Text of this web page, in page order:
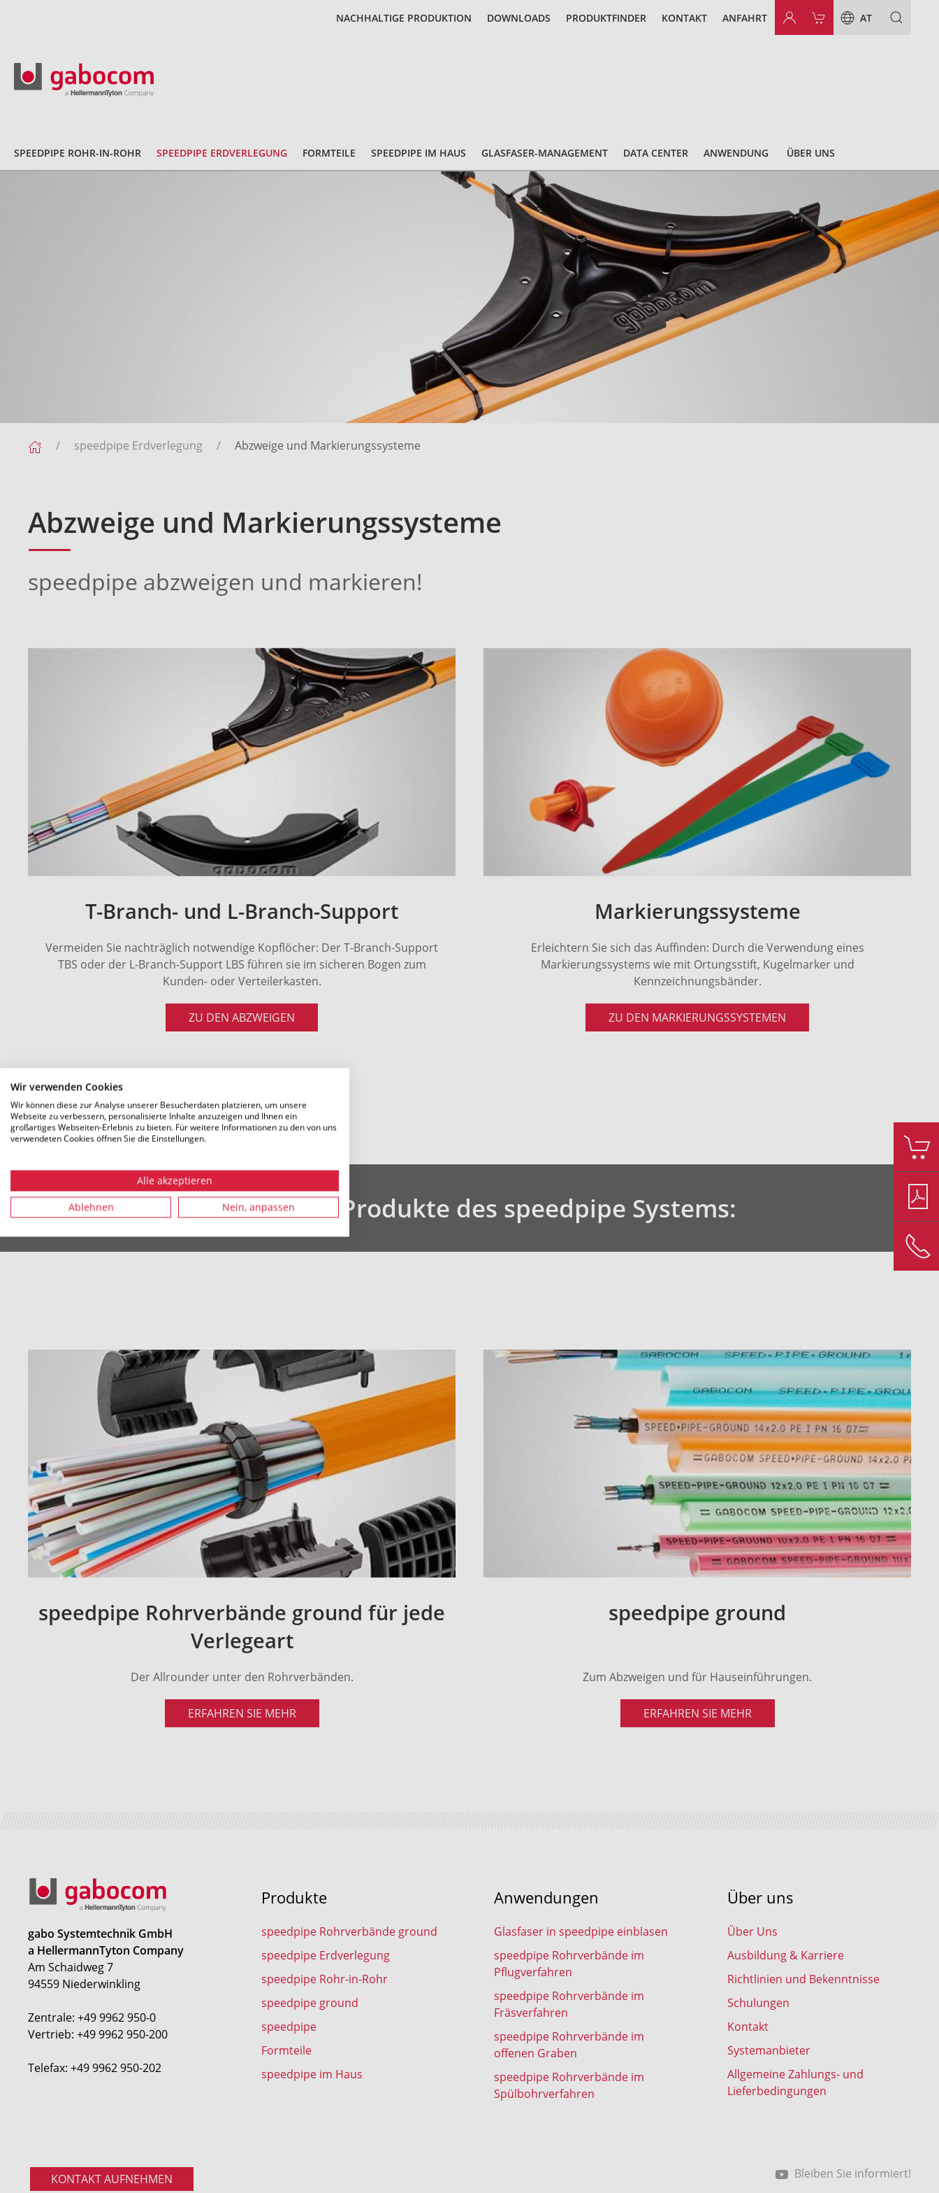
Wir verwenden Cookies
Wir können diese zur Analyse unserer Besucherdaten platzieren, um unsere
Webseite zu verbessern, personalisierte Inhalte anzuzeigen und Ihnen ein
großartiges Webseiten-Erlebnis zu bieten. Für weitere Informationen zu den von uns
verwendeten Cookies öffnen Sie die Einstellungen.
Alle akzeptieren
Ablehnen Nein, anpassen
NACHHALTIGE PRODUKTION DOWNLOADS PRODUKTFINDER KONTAKT ANFAHRT AT
SPEEDPIPE ROHR-IN-ROHR SPEEDPIPE ERDVERLEGUNG FORMTEILE SPEEDPIPE IM HAUS GLASFASER-MANAGEMENT DATA CENTER ANWENDUNG ÜBER UNS
speedpipe Erdverlegung Abzweige und Markierungssysteme
Abzweige und Markierungssysteme
speedpipe abzweigen und markieren!
T-Branch- und L-Branch-Support
Vermeiden Sie nachträglich notwendige Kopflöcher: Der T-Branch-Support
TBS oder der L-Branch-Support LBS führen sie im sicheren Bogen zum
Kunden- oder Verteilerkasten.
ZU DEN ABZWEIGEN
Markierungssysteme
Erleichtern Sie sich das Auffinden: Durch die Verwendung eines
Markierungssystems wie mit Ortungsstift, Kugelmarker und
Kennzeichnungsbänder.
ZU DEN MARKIERUNGSSYSTEMEN
Zugehörige Produkte des speedpipe Systems:
speedpipe Rohrverbände ground für jede
Verlegeart
Der Allrounder unter den Rohrverbänden.
ERFAHREN SIE MEHR
speedpipe ground
Zum Abzweigen und für Hauseinführungen.
ERFAHREN SIE MEHR
gabo Systemtechnik GmbH
a HellermannTyton Company
Am Schaidweg 7
94559 Niederwinkling
Zentrale: +49 9962 950-0
Vertrieb: +49 9962 950-200
Telefax: +49 9962 950-202
Produkte
speedpipe Rohrverbände ground
speedpipe Erdverlegung
speedpipe Rohr-in-Rohr
speedpipe ground
speedpipe
Formteile
speedpipe im Haus
Anwendungen
Glasfaser in speedpipe einblasen
speedpipe Rohrverbände im
Pflugverfahren
speedpipe Rohrverbände im
Fräsverfahren
speedpipe Rohrverbände im
offenen Graben
speedpipe Rohrverbände im
Spülbohrverfahren
Über uns
Über Uns
Ausbildung & Karriere
Richtlinien und Bekenntnisse
Schulungen
Kontakt
Systemanbieter
Allgemeine Zahlungs- und
Lieferbedingungen
KONTAKT AUFNEHMEN Bleiben Sie informiert!